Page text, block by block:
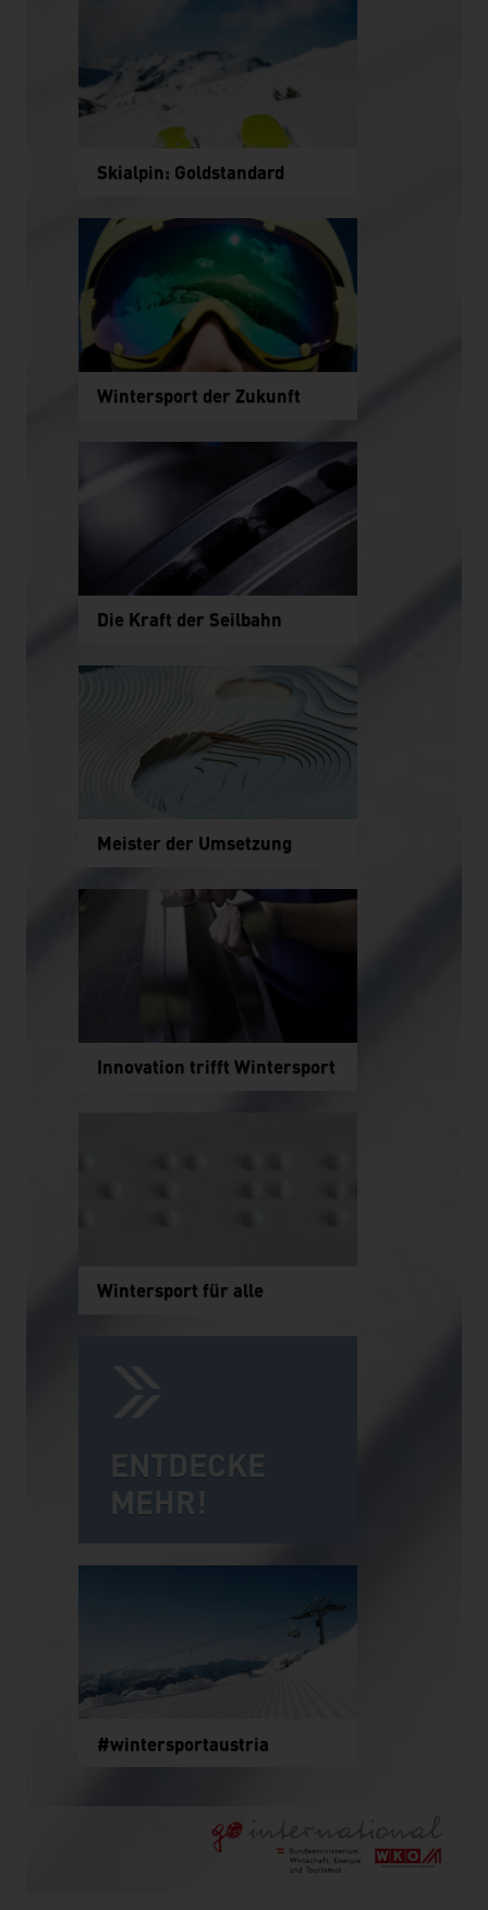
Skialpin: Goldstandard
Wintersport der Zukunft
Die Kraft der Seilbahn
Meister der Umsetzung
Innovation trifft Wintersport
Wintersport für alle
ENTDECKE
MEHR!
#wintersportaustria